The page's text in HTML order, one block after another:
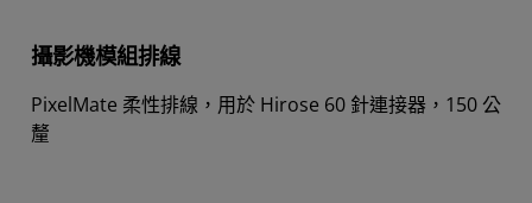
攝影機模組排線
PixelMate 柔性排線，用於 Hirose 60 針連接器，150 公
釐